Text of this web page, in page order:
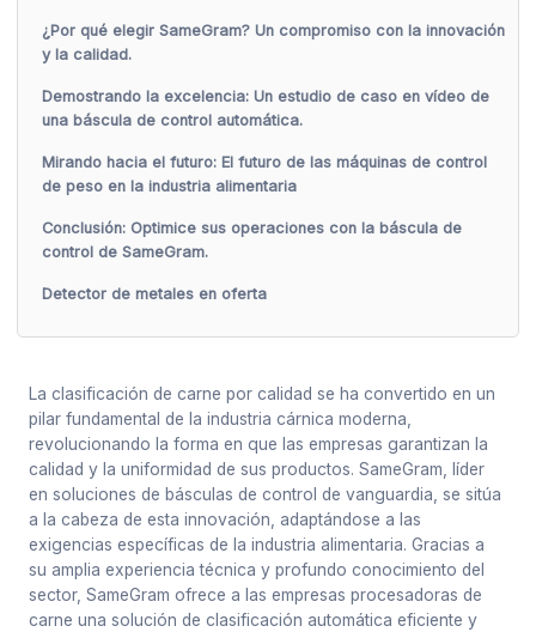
¿Por qué elegir SameGram? Un compromiso con la innovación
y la calidad.
Demostrando la excelencia: Un estudio de caso en vídeo de
una báscula de control automática.
Mirando hacia el futuro: El futuro de las máquinas de control
de peso en la industria alimentaria
Conclusión: Optimice sus operaciones con la báscula de
control de SameGram.
Detector de metales en oferta
La clasificación de carne por calidad se ha convertido en un
pilar fundamental de la industria cárnica moderna,
revolucionando la forma en que las empresas garantizan la
calidad y la uniformidad de sus productos. SameGram, líder
en soluciones de básculas de control de vanguardia, se sitúa
a la cabeza de esta innovación, adaptándose a las
exigencias específicas de la industria alimentaria. Gracias a
su amplia experiencia técnica y profundo conocimiento del
sector, SameGram ofrece a las empresas procesadoras de
carne una solución de clasificación automática eficiente y